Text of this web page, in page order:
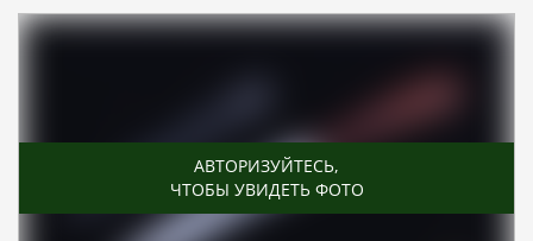
АВТОРИЗУЙТЕСЬ,
ЧТОБЫ УВИДЕТЬ ФОТО